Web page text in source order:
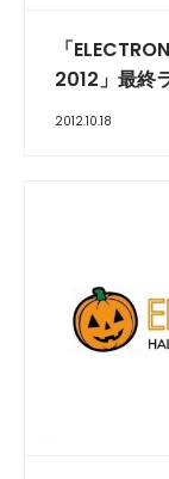
「
2012」最終
2012.10.18